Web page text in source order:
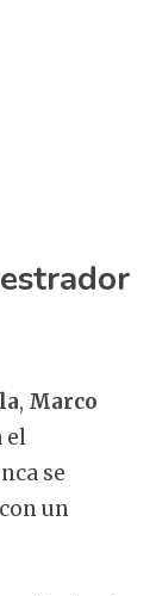
, Marco
el
se
un